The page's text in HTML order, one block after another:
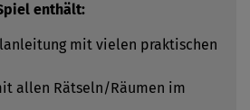
enthält:
mit vielen praktischen
allen Rätseln/Räumen im